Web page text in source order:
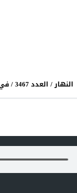
النهار / العدد 3467 / في 26-5-2025